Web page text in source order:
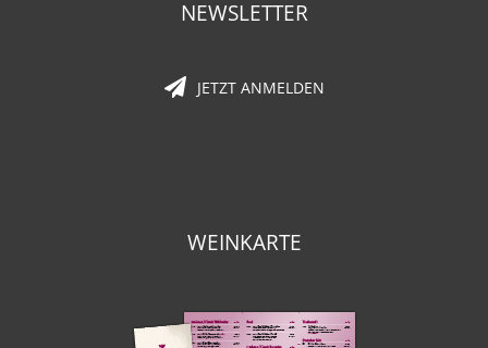
NEWSLETTER
JETZT ANMELDEN
WEINKARTE